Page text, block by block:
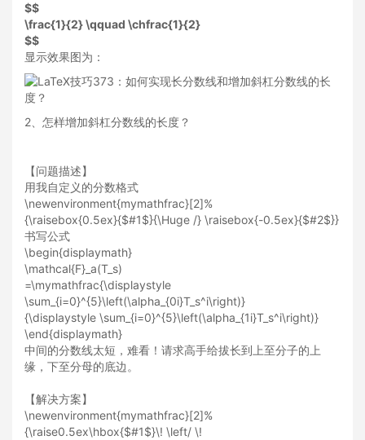
$$
\frac{1}{2} \qquad \chfrac{1}{2}
$$
显示效果图为：
2、怎样增加斜杠分数线的长度？
【问题描述】
用我自定义的分数格式
\newenvironment{mymathfrac}[2]%
{\raisebox{0.5ex}{$#1$}{\Huge /} \raisebox{-0.5ex}{$#2$}}
书写公式
\begin{displaymath}
\mathcal{F}_a(T_s)
=\mymathfrac{\displaystyle
\sum_{i=0}^{5}\left(\alpha_{0i}T_s^i\right)}
{\displaystyle \sum_{i=0}^{5}\left(\alpha_{1i}T_s^i\right)}
\end{displaymath}
中间的分数线太短，难看！请求高手给拔长到上至分子的上
缘，下至分母的底边。
【解决方案】
\newenvironment{mymathfrac}[2]%
{\raise0.5ex\hbox{$#1$}\! \left/ \!